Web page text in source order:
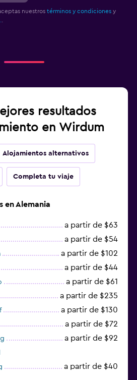
nuestros términos y condiciones y
resultados
en Wirdum
Alojamientos alternativos
Completa tu viaje
en Alemania
a partir de $63
a partir de $54
a partir de $102
a partir de $44
a partir de $61
a partir de $235
a partir de $130
a partir de $72
a partir de $92
a partir de $40